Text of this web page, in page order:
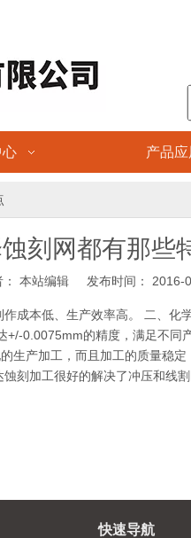
心 产品应
刻网都有那些
本站编辑 发布时间：
成本低、生产效率高。 二、
0.0075mm的精度，满足不同
产加工，而且加工的质量稳定
刻加工很好的解决了冲压和线
快速导航